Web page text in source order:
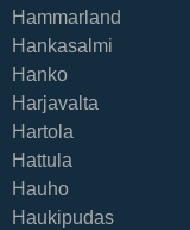
Hammarland
Hankasalmi
Hanko
Harjavalta
Hartola
Hattula
Hauho
Haukipudas